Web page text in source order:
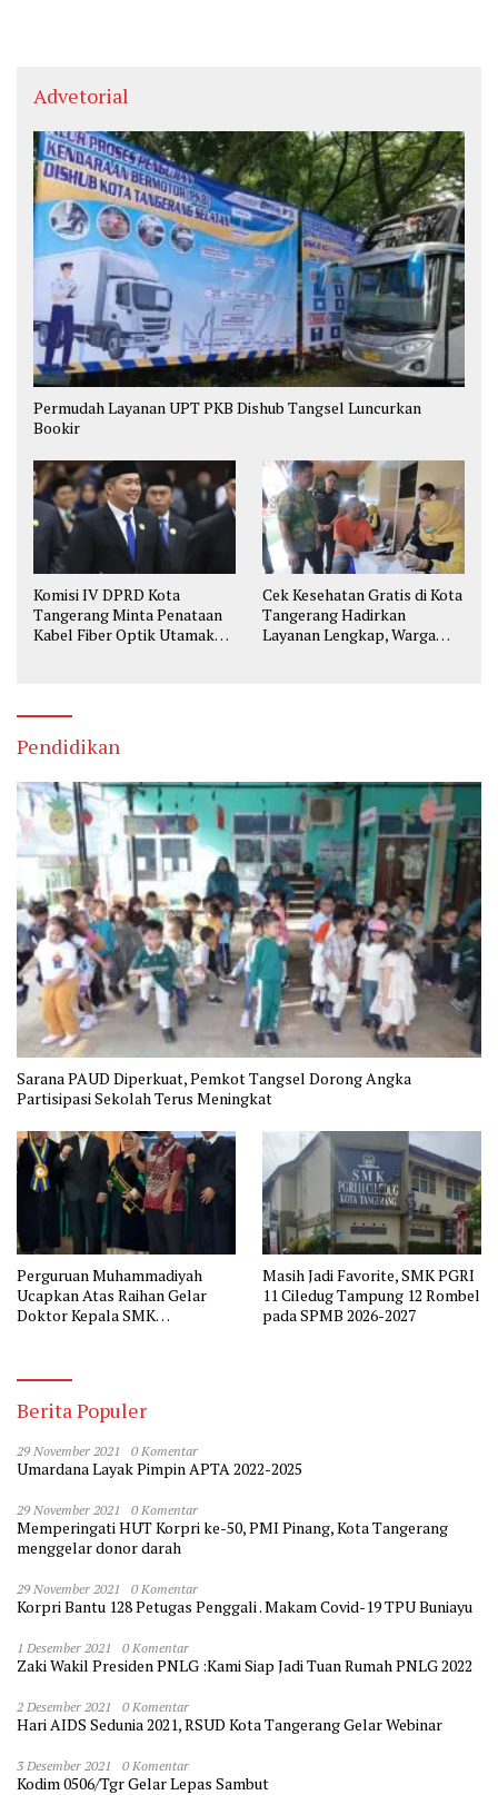
Advetorial
Permudah Layanan UPT PKB Dishub Tangsel Luncurkan
Bookir
Komisi IV DPRD Kota
Tangerang Minta Penataan
Kabel Fiber Optik Utamakan
Cek Kesehatan Gratis di Kota
Tangerang Hadirkan
Layanan Lengkap, Warga
Pendidikan
Sarana PAUD Diperkuat, Pemkot Tangsel Dorong Angka
Partisipasi Sekolah Terus Meningkat
Perguruan Muhammadiyah
Ucapkan Atas Raihan Gelar
Doktor Kepala SMK
Masih Jadi Favorite, SMK PGRI
11 Ciledug Tampung 12 Rombel
pada SPMB 2026-2027
Berita Populer
29 November 2021 0 Komentar
Umardana Layak Pimpin APTA 2022-2025
29 November 2021 0 Komentar
Memperingati HUT Korpri ke-50, PMI Pinang, Kota Tangerang
menggelar donor darah
29 November 2021 0 Komentar
Korpri Bantu 128 Petugas Penggali . Makam Covid-19 TPU Buniayu
1 Desember 2021 0 Komentar
Zaki Wakil Presiden PNLG :Kami Siap Jadi Tuan Rumah PNLG 2022
2 Desember 2021 0 Komentar
Hari AIDS Sedunia 2021, RSUD Kota Tangerang Gelar Webinar
3 Desember 2021 0 Komentar
Kodim 0506/Tgr Gelar Lepas Sambut